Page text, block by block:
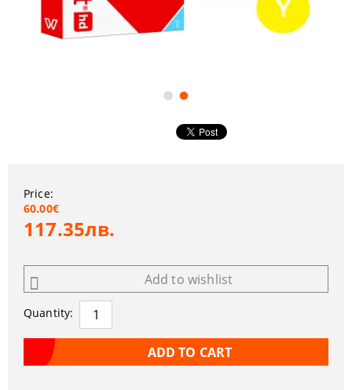
Price:
60.00€
117.35лв.
Add to wishlist
Quantity: